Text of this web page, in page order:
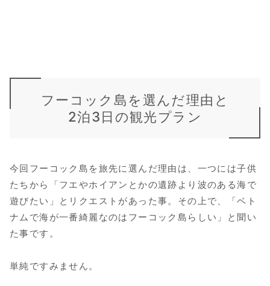
フーコック島を選んだ理由と
2泊3日の観光プラン
今回フーコック島を旅先に選んだ理由は、一つには子供
たちから「フエやホイアンとかの遺跡より波のある海で
遊びたい」とリクエストがあった事。その上で、「ベト
ナムで海が一番綺麗なのはフーコック島らしい」と聞い
た事です。
単純ですみません。